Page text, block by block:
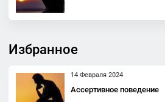
Избранное
14 Февраля 2024
Ассертивное поведение